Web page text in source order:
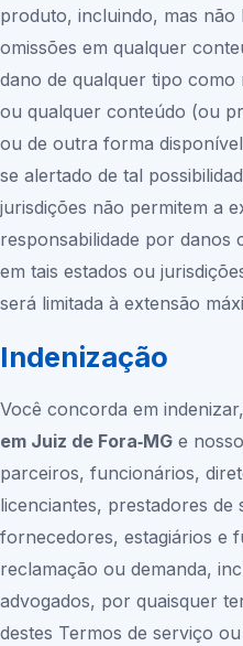
produto, incluindo, mas não
omissões em qualquer
dano de qualquer tipo
ou qualquer conteúdo (ou
ou de outra forma
se alertado de tal
jurisdições não permitem a
responsabilidade por danos
em tais estados ou
será limitada à extensão
Indenização
Você concorda em
em Juiz de Fora‑MG e
parceiros, funcionários,
licenciantes, prestadores
fornecedores, estagiários e
reclamação ou demanda,
advogados, por quaisquer
destes Termos de serviço